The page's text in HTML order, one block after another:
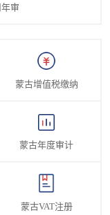
审
蒙古增值税缴纳
蒙古年度审计
蒙古VAT注册